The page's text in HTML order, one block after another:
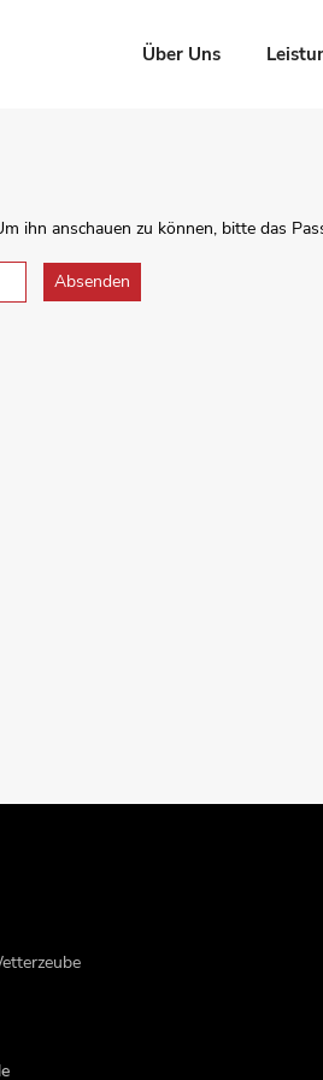
Über Uns
ihn anschauen zu können, bitte das